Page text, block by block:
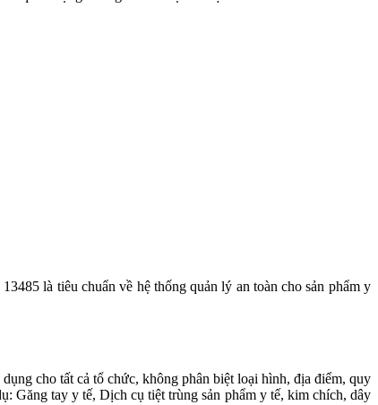
là tiêu chuẩn về hệ thống quản lý an toàn cho sản phẩm y
cho tất cả tổ chức, không phân biệt loại hình, địa điểm, quy
Găng tay y tế, Dịch cụ tiệt trùng sản phẩm y tế, kim chích, dây